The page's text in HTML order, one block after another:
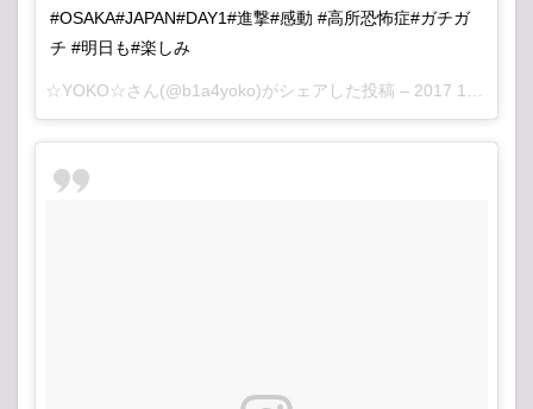
#OSAKA#JAPAN#DAY1#進撃#感動 #高所恐怖症#ガチガ
チ #明日も#楽しみ
☆YOKO☆さん(@b1a4yoko)がシェアした投稿 – 2017 10月 14 6:13午前 PDT